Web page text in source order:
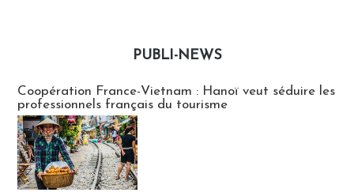
PUBLI-NEWS
Coopération France-Vietnam : Hanoï veut séduire les
professionnels français du tourisme